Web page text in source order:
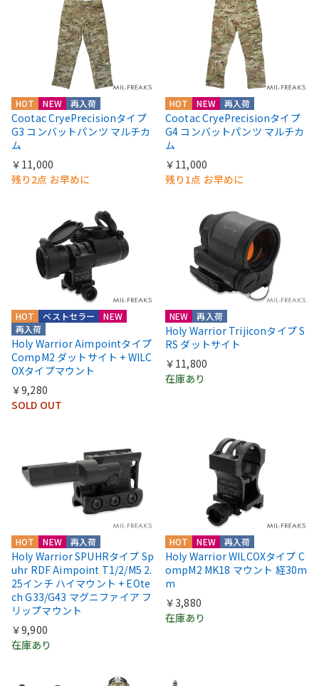
HOT NEW 再入荷
Cootac CryePrecisionタイプ
G3 コンバットパンツ マルチカ
ム
￥11,000
残り2点 お早めに
HOT NEW 再入荷
Cootac CryePrecisionタイプ
G4 コンバットパンツ マルチカ
ム
￥11,000
残り1点 お早めに
HOT
NEW
再入荷
ベストセラー
Holy Warrior Aimpointタイプ
CompM2 ダットサイト + WILC
OXタイプマウント
￥9,280
SOLD OUT
NEW 再入荷
Holy Warrior Trijiconタイプ S
RS ダットサイト
￥11,800
在庫あり
HOT NEW 再入荷
Holy Warrior SPUHRタイプ Sp
uhr RDF Aimpoint T1/2/M5 2.
25インチ ハイマウント + EOte
ch G33/G43 マグニファイア フ
リップマウント
￥9,900
在庫あり
HOT NEW 再入荷
Holy Warrior WILCOXタイプ C
ompM2 MK18 マウント 経30m
m
￥3,880
在庫あり